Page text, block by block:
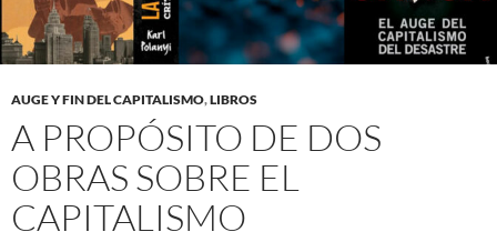
AUGE Y FIN DEL CAPITALISMO,LIBROS
A PROPÓSITO DE DOS
OBRAS SOBRE EL
CAPITALISMO